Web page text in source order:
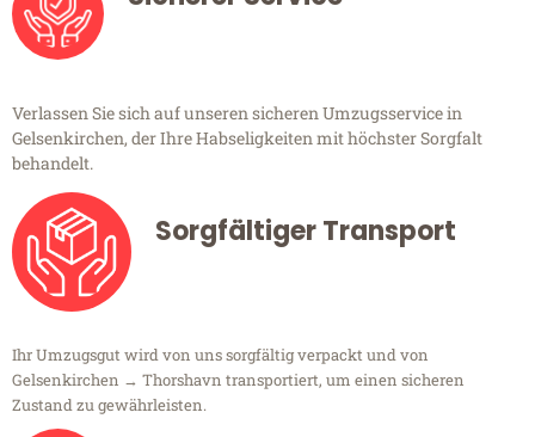
Verlassen Sie sich auf unseren sicheren Umzugsservice in
Gelsenkirchen, der Ihre Habseligkeiten mit höchster Sorgfalt
behandelt.
Sorgfältiger Transport
Ihr Umzugsgut wird von uns sorgfältig verpackt und von
Gelsenkirchen → Thorshavn transportiert, um einen sicheren
Zustand zu gewährleisten.